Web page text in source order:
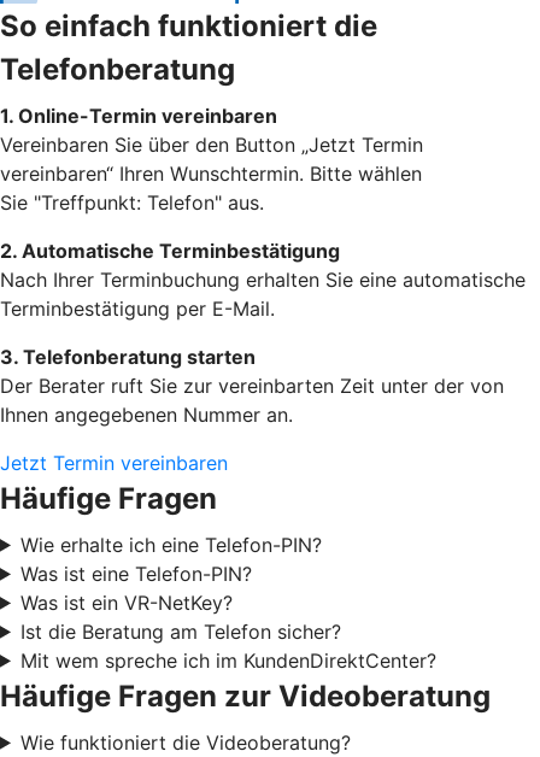
So einfach funktioniert die
Telefonberatung
1. Online-Termin vereinbaren
Vereinbaren Sie über den Button „Jetzt Termin
vereinbaren“ Ihren Wunschtermin. Bitte wählen
Sie "Treffpunkt: Telefon" aus.
2. Automatische Terminbestätigung
Nach Ihrer Terminbuchung erhalten Sie eine automatische
Terminbestätigung per E-Mail.
3. Telefonberatung starten
Der Berater ruft Sie zur vereinbarten Zeit unter der von
Ihnen angegebenen Nummer an.
Jetzt Termin vereinbaren
Häufige Fragen
Wie erhalte ich eine Telefon-PIN?
Was ist eine Telefon-PIN?
Was ist ein VR-NetKey?
Ist die Beratung am Telefon sicher?
Mit wem spreche ich im KundenDirektCenter?
Häufige Fragen zur Videoberatung
Wie funktioniert die Videoberatung?